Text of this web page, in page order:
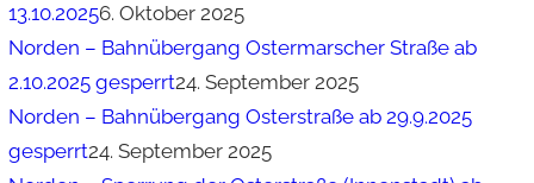
13.10.20256. Oktober 2025
Norden – Bahnübergang Ostermarscher Straße ab
2.10.2025 gesperrt24. September 2025
Norden – Bahnübergang Osterstraße ab 29.9.2025
gesperrt24. September 2025